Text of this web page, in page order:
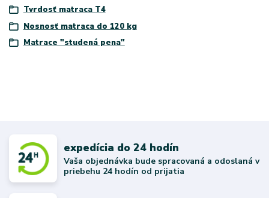
Tvrdosť matraca T4
Nosnosť matraca do 120 kg
Matrace "studená pena"
expedícia do 24 hodín
Vaša objednávka bude spracovaná a odoslaná v
priebehu 24 hodín od prijatia